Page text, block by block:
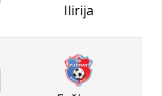
Ilirija